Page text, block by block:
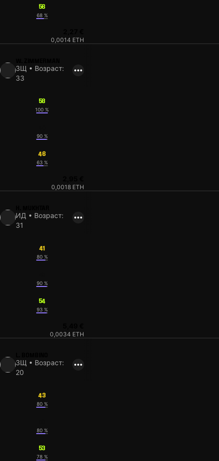
56
68 %
0,0014 ETH
ЗЩ • Возраст:
33
58
100 %
90 %
46
63 %
0,0018 ETH
ИД • Возраст:
31
41
80 %
90 %
54
93 %
0,0034 ETH
ЗЩ • Возраст:
20
43
80 %
80 %
53
78 %